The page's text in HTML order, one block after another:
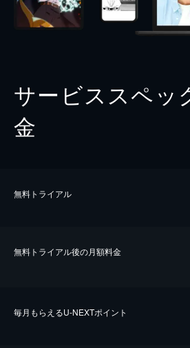
サービススペッ
金
無料トライアル
無料トライアル後の⽉額料金
毎⽉もらえるU-NEXTポイント